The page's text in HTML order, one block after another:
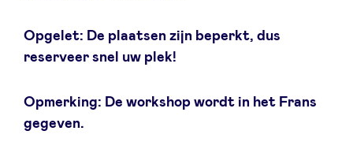
My Portofolio
Health Expert Circle
Opgelet: De plaatsen zijn beperkt, dus
reserveer snel uw plek!
Opmerking: De workshop wordt in het Frans
gegeven.